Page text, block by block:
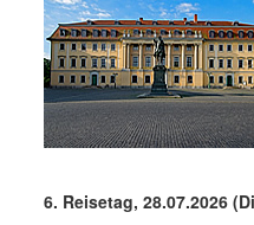
6. Reisetag, 28.07.2026